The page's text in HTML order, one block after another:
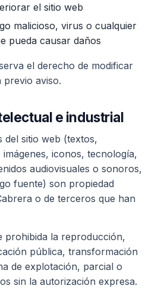
el sitio web
malicioso, virus o cualquier
pueda causar daños
el derecho de modificar
previo aviso.
e industrial
del sitio web (textos,
iconos, tecnología,
audiovisuales o sonoros,
fuente) son propiedad
o de terceros que han
prohibida la reproducción,
pública, transformación
de explotación, parcial o
sin la autorización expresa.